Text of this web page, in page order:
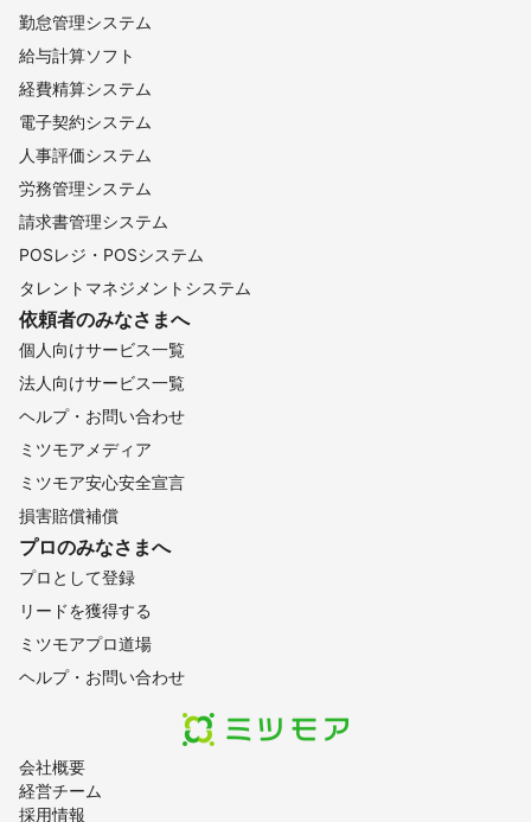
会社概要
経営チーム
採用情報
勤怠管理システム
給与計算ソフト
経費精算システム
電子契約システム
人事評価システム
労務管理システム
請求書管理システム
POSレジ・POSシステム
タレントマネジメントシステム
依頼者のみなさまへ
個人向けサービス一覧
法人向けサービス一覧
ヘルプ・お問い合わせ
ミツモアメディア
ミツモア安心安全宣言
損害賠償補償
プロのみなさまへ
プロとして登録
リードを獲得する
ミツモアプロ道場
ヘルプ・お問い合わせ